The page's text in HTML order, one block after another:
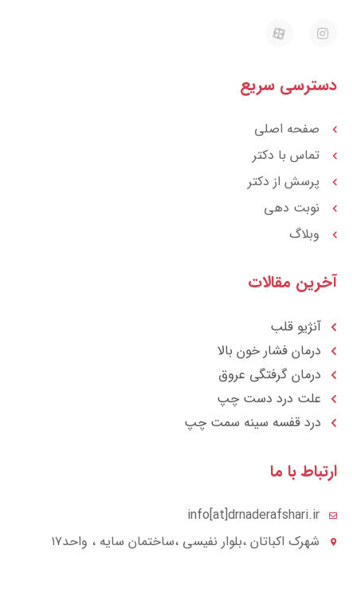
a
t
سریع
صفحه اصلی
تماس با دکتر
پرسش از دکتر
نوبت دهی
وبلاگ
مقالات
آنژیو قلب
درمان فشار خون بالا
درمان گرفتگی عروق
علت درد دست چپ
درد قفسه سينه سمت چپ
با ما
info[at]drnaderafshari.ir
شهرک اکباتان ،بلوار نفیسی ،ساختمان سایه ، واحد۱۷